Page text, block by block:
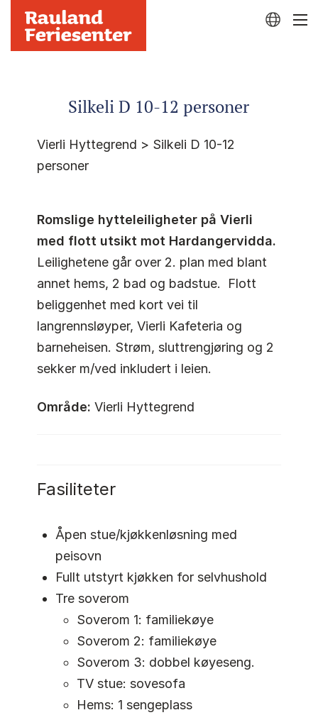
Silkeli D 10-12 personer
Vierli Hyttegrend > Silkeli D 10-12
personer
Romslige hytteleiligheter på Vierli
med flott utsikt mot Hardangervidda.
Leilighetene går over 2. plan med blant
annet hems, 2 bad og badstue. Flott
beliggenhet med kort vei til
langrennsløyper, Vierli Kafeteria og
barneheisen. Strøm, sluttrengjøring og 2
sekker m/ved inkludert i leien.
Område: Vierli Hyttegrend
Fasiliteter
Åpen stue/kjøkkenløsning med
peisovn
Fullt utstyrt kjøkken for selvhushold
Tre soverom
Soverom 1: familiekøye
Soverom 2: familiekøye
Soverom 3: dobbel køyeseng.
TV stue: sovesofa
Hems: 1 sengeplass